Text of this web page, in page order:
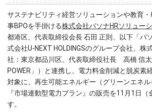
サステナビリティ経営ソリューションや教育・
事BPOを手掛ける株式会社パソナHRソリュー
都港区、代表取締役会長 石田 正則、以下「パ
式会社U-NEXT HOLDINGSのグループ会社、株
社：東京都品川区、代表取締役社長 高橋 信
POWER」）と連携し、電力料金削減と脱炭素
対象に、再生可能エネルギー（グリーンエネ
『市場連動型電力プラン』の販売を11月1日（
す。